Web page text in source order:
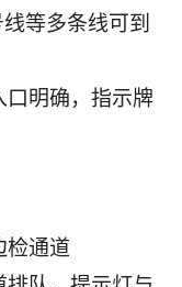
等多条线可到
口明确，指示牌
检通道